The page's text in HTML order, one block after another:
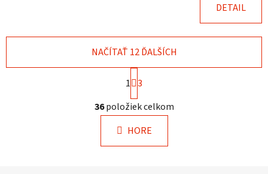
DETAIL
O
v
l
á
d
NAČÍTAŤ 12 ĎALŠÍCH
S
t
r
á
n
k
1 3
36položiek celkom
HORE